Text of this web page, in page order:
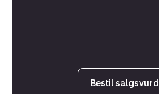
Bestil